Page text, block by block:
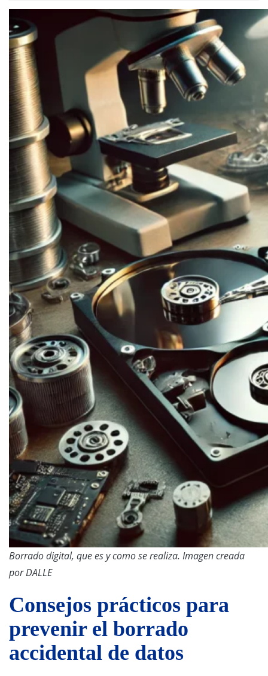
Borrado digital, que es y como se realiza. Imagen creada
por DALLE
Consejos prácticos para
prevenir el borrado
accidental de datos